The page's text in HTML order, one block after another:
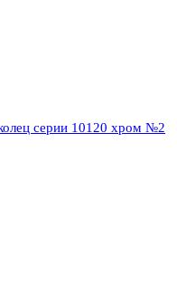
серии 10120 хром №2